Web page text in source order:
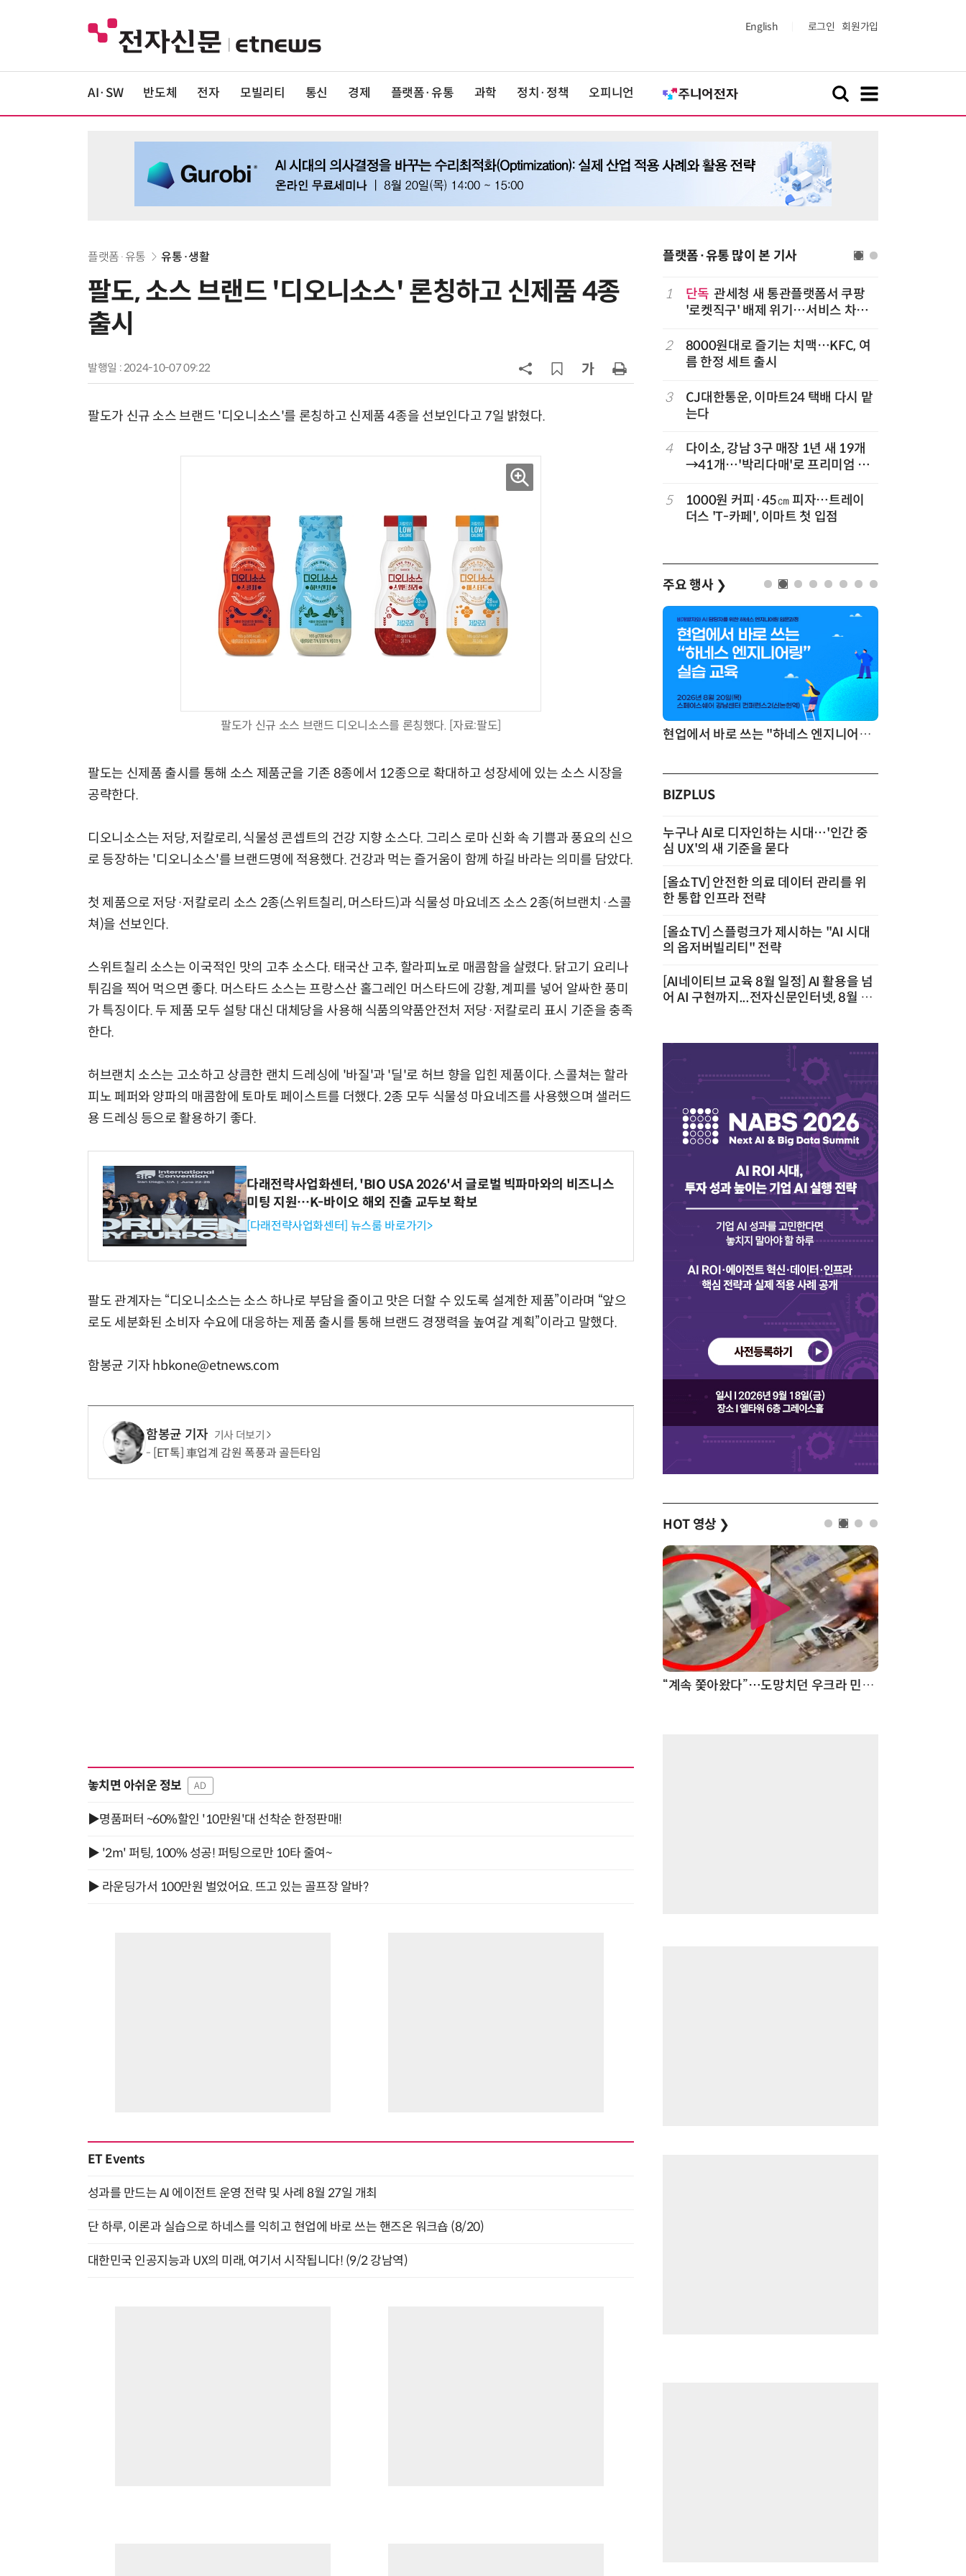
English 로그인 회원가입
AI·SW 반도체 전자 모빌리티 통신 경제 플랫폼·유통 과학 정치·정책 오피니언
플랫폼·유통 유통·생활
팔도, 소스 브랜드 '디오니소스' 론칭하고 신제품 4종
출시
발행일 : 2024-10-07 09:22
팔도가 신규 소스 브랜드 '디오니소스'를 론칭하고 신제품 4종을 선보인다고 7일 밝혔다.
팔도가 신규 소스 브랜드 디오니소스를 론칭했다. [자료:팔도]
팔도는 신제품 출시를 통해 소스 제품군을 기존 8종에서 12종으로 확대하고 성장세에 있는 소스 시장을
공략한다.
디오니소스는 저당, 저칼로리, 식물성 콘셉트의 건강 지향 소스다. 그리스 로마 신화 속 기쁨과 풍요의 신으
로 등장하는 '디오니소스'를 브랜드명에 적용했다. 건강과 먹는 즐거움이 함께 하길 바라는 의미를 담았다.
첫 제품으로 저당·저칼로리 소스 2종(스위트칠리, 머스타드)과 식물성 마요네즈 소스 2종(허브랜치·스콜
쳐)을 선보인다.
스위트칠리 소스는 이국적인 맛의 고추 소스다. 태국산 고추, 할라피뇨로 매콤함을 살렸다. 닭고기 요리나
튀김을 찍어 먹으면 좋다. 머스타드 소스는 프랑스산 홀그레인 머스타드에 강황, 계피를 넣어 알싸한 풍미
가 특징이다. 두 제품 모두 설탕 대신 대체당을 사용해 식품의약품안전처 저당·저칼로리 표시 기준을 충족
한다.
허브랜치 소스는 고소하고 상큼한 랜치 드레싱에 '바질'과 '딜'로 허브 향을 입힌 제품이다. 스콜쳐는 할라
피노 페퍼와 양파의 매콤함에 토마토 페이스트를 더했다. 2종 모두 식물성 마요네즈를 사용했으며 샐러드
용 드레싱 등으로 활용하기 좋다.
다래전략사업화센터, 'BIO USA 2026'서 글로벌 빅파마와의 비즈니스
미팅 지원…K-바이오 해외 진출 교두보 확보
[다래전략사업화센터] 뉴스룸 바로가기>
팔도 관계자는 “디오니소스는 소스 하나로 부담을 줄이고 맛은 더할 수 있도록 설계한 제품”이라며 “앞으
로도 세분화된 소비자 수요에 대응하는 제품 출시를 통해 브랜드 경쟁력을 높여갈 계획”이라고 말했다.
함봉균 기자 hbkone@etnews.com
함봉균 기자 기사 더보기
[ET톡] 車업계 감원 폭풍과 골든타임
놓치면 아쉬운 정보 AD
▶명품퍼터 ~60%할인 '10만원'대 선착순 한정판매!
▶ '2m' 퍼팅, 100% 성공! 퍼팅으로만 10타 줄여~
▶ 라운딩가서 100만원 벌었어요. 뜨고 있는 골프장 알바?
ET Events
성과를 만드는 AI 에이전트 운영 전략 및 사례 8월 27일 개최
단 하루, 이론과 실습으로 하네스를 익히고 현업에 바로 쓰는 핸즈온 워크숍 (8/20)
대한민국 인공지능과 UX의 미래, 여기서 시작됩니다! (9/2 강남역)
플랫폼·유통 많이 본 기사
6
상생협력법 개정안 '플랫폼 이중족
나-o' 음성 생성 기술 고도화
박…2년치 이익 넘어서
매 300만개 돌파
1 단독 관세청 새 통관플랫폼서 쿠팡
'로켓직구' 배제 위기…서비스 차질
2
8000원대로 즐기는 치맥…KFC, 여
름 한정 세트 출시
3
CJ대한통운, 이마트24 택배 다시 맡
는다
4
다이소, 강남 3구 매장 1년 새 19개
→41개…'박리다매'로 프리미엄 상
5
1000원 커피·45㎝ 피자…트레이
더스 'T-카페', 이마트 첫 입점
주요 행사 ❯
양자컴퓨팅 비즈니스·기술 입문 1-Day 워크샵 - 큐비트·양자 알고리듬·Qiskit 실습으로 이해하는 차세대 현업에서 바로 쓰는 "하네스 엔지니어링" 실습 교육
BIZPLUS
누구나 AI로 디자인하는 시대…'인간 중
심 UX'의 새 기준을 묻다
[올쇼TV] 안전한 의료 데이터 관리를 위
한 통합 인프라 전략
[올쇼TV] 스플렁크가 제시하는 "AI 시대
의 옵저버빌리티" 전략
[AI네이티브 교육 8월 일정] AI 활용을 넘
어 AI 구현까지...전자신문인터넷, 8월 실
HOT 영상 ❯
“계속 쫓아왔다”…도망치던 우크라 민간인 공격한 러 자폭 드론